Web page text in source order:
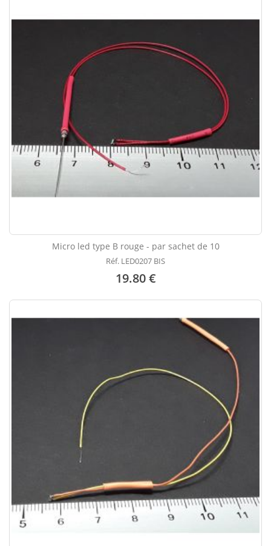
Micro led type B rouge - par sachet de 10
Réf. LED0207 BIS
19.80 €